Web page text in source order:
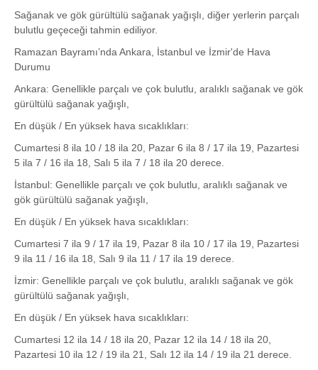
Sağanak ve gök gürültülü sağanak yağışlı, diğer yerlerin parçalı
bulutlu geçeceği tahmin ediliyor.
Ramazan Bayramı’nda Ankara, İstanbul ve İzmir'de Hava
Durumu
Ankara: Genellikle parçalı ve çok bulutlu, aralıklı sağanak ve gök
gürültülü sağanak yağışlı,
En düşük / En yüksek hava sıcaklıkları:
Cumartesi 8 ila 10 / 18 ila 20, Pazar 6 ila 8 / 17 ila 19, Pazartesi
5 ila 7 / 16 ila 18, Salı 5 ila 7 / 18 ila 20 derece.
İstanbul: Genellikle parçalı ve çok bulutlu, aralıklı sağanak ve
gök gürültülü sağanak yağışlı,
En düşük / En yüksek hava sıcaklıkları:
Cumartesi 7 ila 9 / 17 ila 19, Pazar 8 ila 10 / 17 ila 19, Pazartesi
9 ila 11 / 16 ila 18, Salı 9 ila 11 / 17 ila 19 derece.
İzmir: Genellikle parçalı ve çok bulutlu, aralıklı sağanak ve gök
gürültülü sağanak yağışlı,
En düşük / En yüksek hava sıcaklıkları:
Cumartesi 12 ila 14 / 18 ila 20, Pazar 12 ila 14 / 18 ila 20,
Pazartesi 10 ila 12 / 19 ila 21, Salı 12 ila 14 / 19 ila 21 derece.